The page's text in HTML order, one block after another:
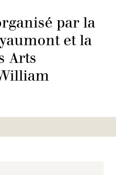
par la
et la
Arts